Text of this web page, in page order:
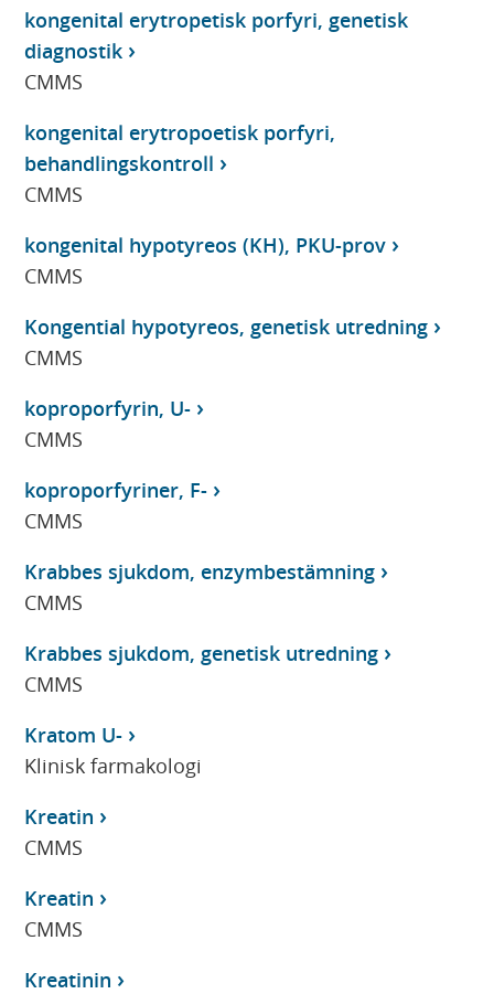
kongenital erytropetisk porfyri, genetisk
diagnostik
CMMS
kongenital erytropoetisk porfyri,
behandlingskontroll
CMMS
kongenital hypotyreos (KH), PKU-prov
CMMS
Kongential hypotyreos, genetisk utredning
CMMS
koproporfyrin, U-
CMMS
koproporfyriner, F-
CMMS
Krabbes sjukdom, enzymbestämning
CMMS
Krabbes sjukdom, genetisk utredning
CMMS
Kratom U-
Klinisk farmakologi
Kreatin
CMMS
Kreatin
CMMS
Kreatinin